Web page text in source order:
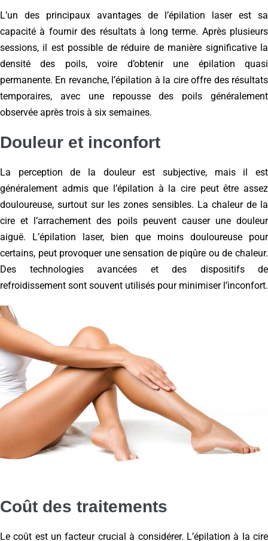
L’un des principaux avantages de l’épilation laser est sa
capacité à fournir des résultats à long terme. Après plusieurs
sessions, il est possible de réduire de manière significative la
densité des poils, voire d’obtenir une épilation quasi
permanente. En revanche, l’épilation à la cire offre des résultats
temporaires, avec une repousse des poils généralement
observée après trois à six semaines.
Douleur et inconfort
La perception de la douleur est subjective, mais il est
généralement admis que l’épilation à la cire peut être assez
douloureuse, surtout sur les zones sensibles. La chaleur de la
cire et l’arrachement des poils peuvent causer une douleur
aiguë. L’épilation laser, bien que moins douloureuse pour
certains, peut provoquer une sensation de piqûre ou de chaleur.
Des technologies avancées et des dispositifs de
refroidissement sont souvent utilisés pour minimiser l’inconfort.
Coût des traitements
Le coût est un facteur crucial à considérer. L’épilation à la cire